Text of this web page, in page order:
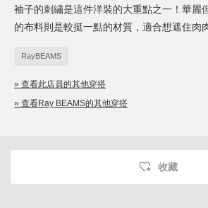
袖子的刺繡是這件洋裝的大重點之一！華麗
的布料則是較挺一點的材質，適合想遮住肉
RayBEAMS
» 查看此店員的其他穿搭
» 查看Ray BEAMS的其他穿搭
收藏